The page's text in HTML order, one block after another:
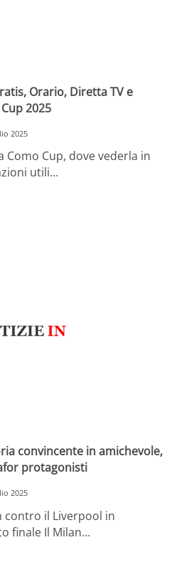
Orario, Diretta TV e
2025
2025
Como Cup, dove vederla in
utili…
convincente in amichevole,
protagonisti
2025
contro il Liverpool in
finale Il Milan…